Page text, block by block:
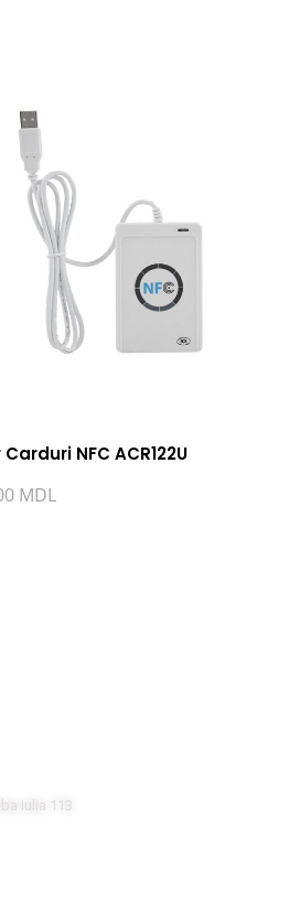
NFC ACR122U
MDL
Iulia 113